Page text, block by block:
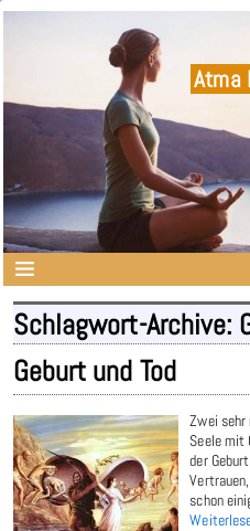
Atma
Schlagwort-Archive:
Geburt und Tod
Zwei sehr
Seele mit
der
schon